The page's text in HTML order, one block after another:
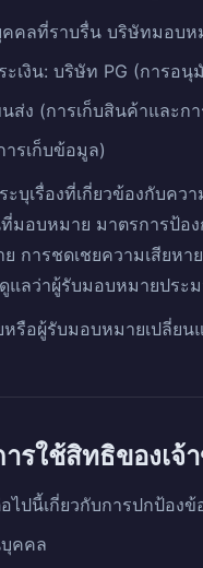
คลที่ราบรื่น บริษัทมอบ
ะเงิน: บริษัท PG (การอ
ส่ง (การเก็บสินค้าและก
ารเก็บข้อมูล)
บุเรื่องที่เกี่ยวข้องกับค
มอบหมาย มาตรการป้อ
การชดเชยความเสีย
แลว่าผู้รับมอบหมายปร
อผู้รับมอบหมายเปลี่ยน
รใช้สิทธิของเจ้
ไปนี้เกี่ยวกับการปกป้อง
คคล